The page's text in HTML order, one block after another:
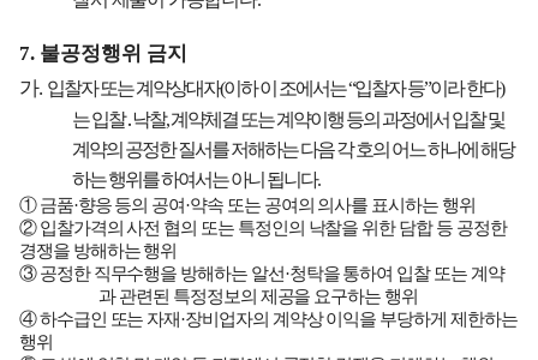
7. 불공정행위 금지
가. 입찰자 또는 계약상대자(이하 이 조에서는“입찰자 등”이라 한다)
는 입찰․낙찰,계약체결 또는 계약이행 등의 과정에서 입찰 및
계약의 공정한 질서를 저해하는 다음 각 호의 어느 하나에 해당
하는 행위를 하여서는 아니 됩니다.
①금품·향응 등의 공여·약속 또는 공여의 의사를 표시하는 행위
②입찰가격의 사전 협의 또는 특정인의 낙찰을 위한 담합 등 공정한
경쟁을 방해하는 행위
③공정한 직무수행을 방해하는 알선·청탁을 통하여 입찰 또는 계약
과 관련된 특정정보의 제공을 요구하는 행위
④하수급인 또는 자재·장비업자의 계약상 이익을 부당하게 제한하는
행위